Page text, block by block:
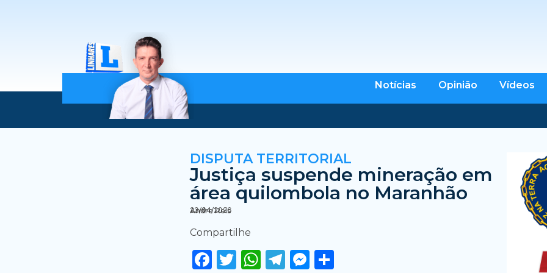
Notícias Opinião Vídeos
DISPUTA TERRITORIAL
Justiça suspende mineração em
área quilombola no Maranhão
Andre Reis
23/04/2026
Compartilhe
Facebook
Twitter
WhatsApp
Telegram
Messenger